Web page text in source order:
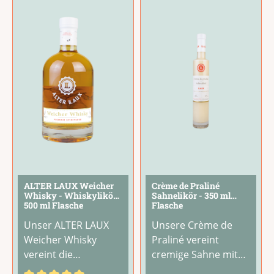
einem würzigen,
harmonisch
abgestimmten
Geschmackserlebnis
...
pur ist er ein Genuss,
ebenso als fruchtiger
ALTER LAUX Weicher
Whisky - Whiskylikör -
500 ml Flasche
Unser ALTER LAUX
Weicher Whisky
vereint die
kraftvollen Aromen
Crème de Praliné
Sahnelikör - 350 ml
Flasche
Unsere Crème de
Praliné vereint
cremige Sahne mit